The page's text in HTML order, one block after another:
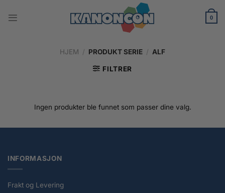
0
HJEM / PRODUKT SERIE / ALF
FILTRER
Ingen produkter ble funnet som passer dine valg.
INFORMASJON
Frakt og Levering